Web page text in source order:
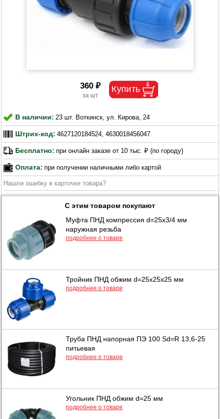
360 ₽
В наличии: 23 шт. Воткинск, ул. Кирова, 24
Штрих-код: 4627120184524, 4630018456047
Бесплатно: при онлайн заказе от 10 тыс. ₽ (по городу)
Оплата: при получении наличными либо картой
Нашли ошибку в карточке товара?
С этим товаром покупают
Муфта ПНД компрессия d=25х3/4 мм
наружная резьба
подробнее о товаре
Тройник ПНД обжим d=25х25х25 мм
подробнее о товаре
Труба ПНД напорная ПЭ 100 Sd=R 13,6-25
питьевая
подробнее о товаре
Угольник ПНД обжим d=25 мм
подробнее о товаре